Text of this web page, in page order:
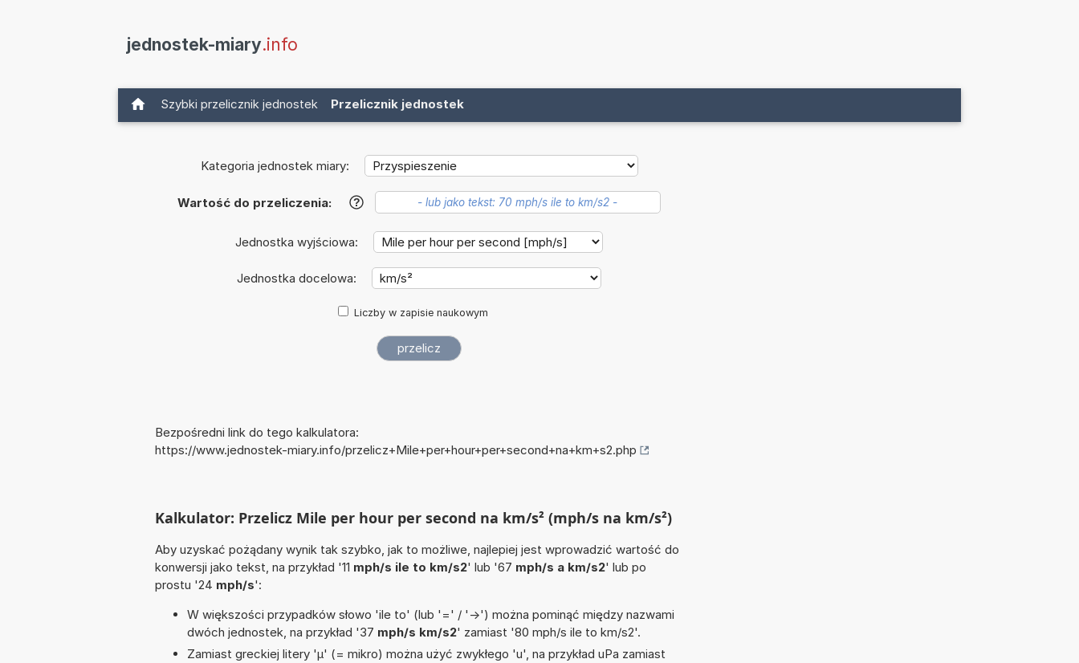
jednostek-miary.info
Szybki przelicznik jednostek Przelicznik jednostek
Kategoria jednostek miary:
Wartość do przeliczenia: ?
Jednostka wyjściowa:
Jednostka docelowa:
Liczby w zapisie naukowym
Bezpośredni link do tego kalkulatora:
https://www.jednostek-miary.info/przelicz+Mile+per+hour+per+second+na+km+s2.php
Kalkulator: Przelicz Mile per hour per second na km/s² (mph/s na km/s²)
Aby uzyskać pożądany wynik tak szybko, jak to możliwe, najlepiej jest wprowadzić wartość do
konwersji jako tekst, na przykład '11 mph/s ile to km/s2' lub '67 mph/s a km/s2' lub po
prostu '24 mph/s':
W większości przypadków słowo 'ile to' (lub '=' / '->') można pominąć między nazwami
dwóch jednostek, na przykład '37 mph/s km/s2' zamiast '80 mph/s ile to km/s2'.
Zamiast greckiej litery 'µ' (= mikro) można użyć zwykłego 'u', na przykład uPa zamiast